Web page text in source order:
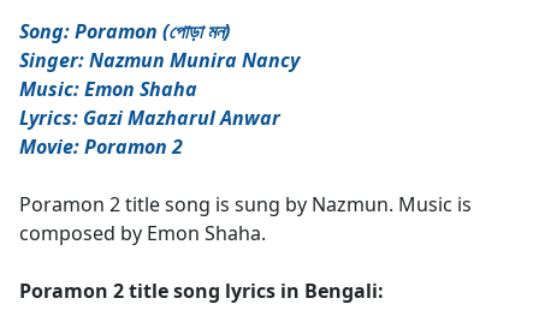
Song: Poramon (পোড়া মন)
Singer: Nazmun Munira Nancy
Music: Emon Shaha
Lyrics: Gazi Mazharul Anwar
Movie: Poramon 2
Poramon 2 title song is sung by Nazmun. Music is
composed by Emon Shaha.
Poramon 2 title song lyrics in Bengali: